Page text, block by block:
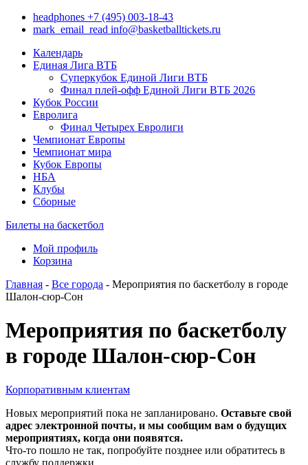
headphones +7 (495) 003-18-43
mark_email_read info@basketballtickets.ru
Календарь
Единая Лига ВТБ
Суперкубок Единой Лиги ВТБ
Финал плей-офф Единой Лиги ВТБ 2026
Кубок России
Евролига
Финал Четырех Евролиги
Чемпионат Европы
Чемпионат мира
Кубок Европы
НБА
Клубы
Сборные
Билеты на баскетбол
Мой профиль
Корзина
Главная - Все города - Мероприятия по баскетболу в городе
Шалон-сюр-Сон
Мероприятия по баскетболу
в городе Шалон-сюр-Сон
Корпоративным клиентам
Новых мероприятий пока не запланировано. Оставьте свой
адрес электронной почты, и мы сообщим вам о будущих
мероприятиях, когда они появятся.
Что-то пошло не так, попробуйте позднее или обратитесь в
службу поддержки.